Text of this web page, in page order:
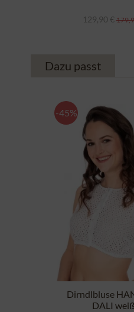
129,90 €
Dazu passt
-45%
Dirndlbluse
DALI weiß